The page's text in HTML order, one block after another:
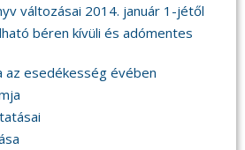
változásai 2014. január 1-jétől
béren kívüli és adómentes
az esedékesség évében